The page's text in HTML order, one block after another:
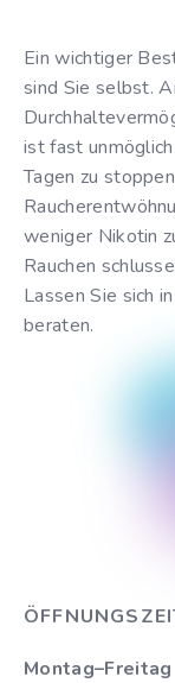
Ein wichtiger
sind Sie selbst.
ist fast
Tagen zu
weniger Nikotin
Rauchen
Lassen Sie sich
beraten.
Montag–Freitag